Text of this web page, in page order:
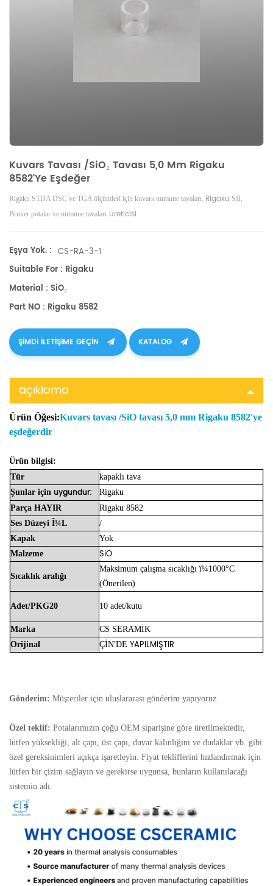
Kuvars Tavası /SiO₂ Tavası 5,0 Mm Rigaku
8582'ye Eşdeğer
Rigaku STDA DSC ve TGA ölçümleri için kuvars numune tavaları. Rigaku SII,
Bruker potalar ve numune tavaları üreticisi.
Eşya Yok. : CS-RA-3-1
Suitable For : Rigaku
Material : SiO₂
Part NO : Rigaku 8582
ŞIMDI ILETIŞIME GEÇIN KATALOG
açıklama
Ürün Öğesi:Kuvars tavası /SiO tavası 5,0 mm Rigaku 8582'ye
eşdeğerdir
Ürün bilgisi:
Tür
kapaklı tava
Şunlar için uygundur:
Rigaku
Parça HAYIR
Rigaku 8582
Ses Düzeyi Î¼L
/
Kapak
Yok
Malzeme
SiO
Sıcaklık aralığı
Maksimum çalışma sıcaklığı ï¼1000°C
(Önerilen)
Adet/PKG20 10 adet/kutu
Marka CS SERAMİK
Orijinal
ÇİN'DE YAPILMIŞTIR
Gönderim: Müşteriler için uluslararası gönderim yapıyoruz.
Özel teklif: Potalarımızın çoğu OEM siparişine göre üretilmektedir,
lütfen yüksekliği, alt çapı, üst çapı, duvar kalınlığını ve dudaklar vb. gibi
özel gereksinimleri açıkça işaretleyin. Fiyat tekliflerini hızlandırmak için
lütfen bir çizim sağlayın ve gerekirse uygunsa, bunların kullanılacağı
sistemin adı.